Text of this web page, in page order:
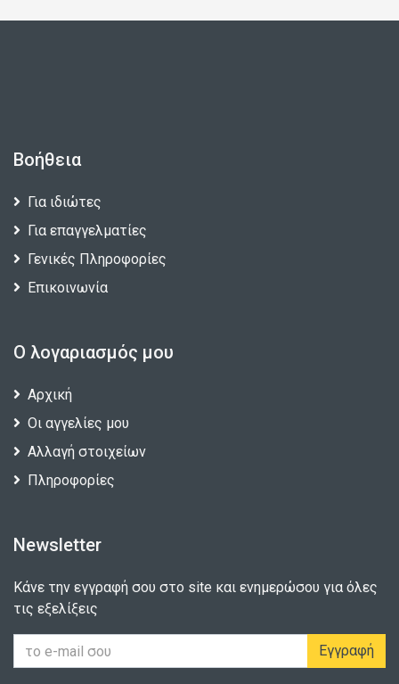
Βοήθεια
Για ιδιώτες
Για επαγγελματίες
Γενικές Πληροφορίες
Επικοινωνία
Ο λογαριασμός μου
Αρχική
Οι αγγελίες μου
Αλλαγή στοιχείων
Πληροφορίες
Newsletter
Κάνε την εγγραφή σου στο site και ενημερώσου για όλες
τις εξελίξεις
Εγγραφή